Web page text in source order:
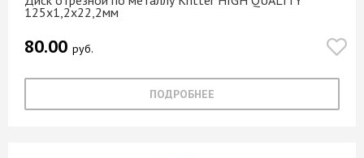
125х1,2х22,2мм
80.00 руб.
ПОДРОБНЕЕ